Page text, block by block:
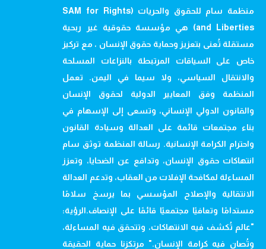
منظمة سام للحقوق والحريات (SAM for Rights
and Liberties) هي مؤسسة حقوقية غير ربحية
مستقلة تُعنى بتعزيز وحماية حقوق الإنسان ، مع تركيز
خاص على السياقات المرتبطة بالنزاعات المسلحة
والانتقال السياسي، ولا سيما في اليمن. تعمل
المنظمة وفق المعايير الدولية لحقوق الإنسان
والقانون الدولي الإنساني، وتسعى إلى الإسهام في
بناء مجتمعات قائمة على العدالة وسيادة القانون
واحترام الكرامة الإنسانية. رسالة المنظمة توثق سام
انتهاكات حقوق الإنسان، وتدافع عن الضحايا، وتعزز
المساءلة لمكافحة الإفلات من العقاب، وتدعم العدالة
الانتقالية والإصلاح المؤسسي بما يرسخ سلامًا
مستدامًا وتعافيًا مجتمعيًا قائمًا على الإنصاف.الرؤية:
"عالم تُكشف فيه الانتهاكات، وتتحقق فيه المساءلة،
وتُصان فيه كرامة الإنسان." مرتكزنا حماية الحقيقة